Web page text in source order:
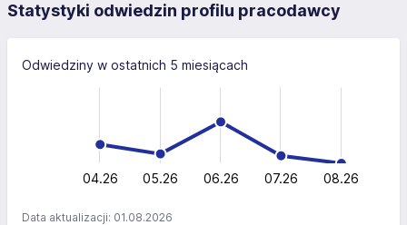
Statystyki odwiedzin profilu pracodawcy
Odwiedziny w ostatnich 5 miesiącach
L
04.26 05.26 06.26 07.26 08.26
Data aktualizacji: 01.08.2026